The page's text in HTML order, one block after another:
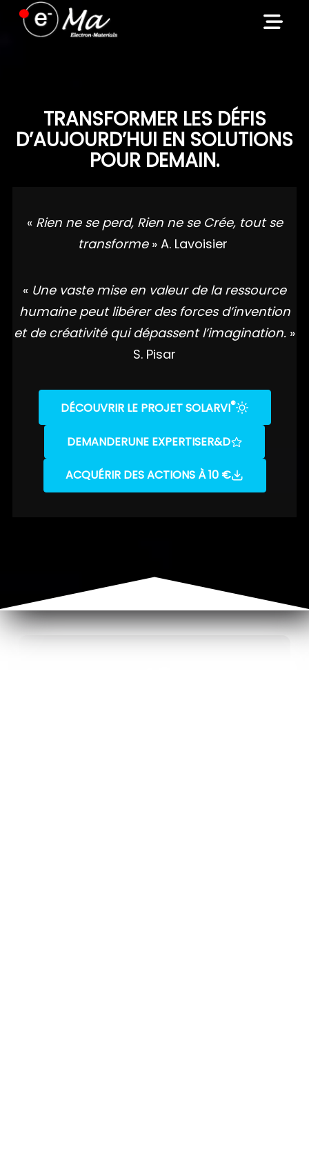
Skip
TRANSFORMER LES DÉFIS
D’AUJOURD’HUI EN SOLUTIONS
POUR DEMAIN.
« Rien ne se perd, Rien ne se Crée, tout se
transforme » A. Lavoisier
« Une vaste mise en valeur de la ressource
humaine peut libérer des forces d’invention
et de créativité qui dépassent l’imagination. »
S. Pisar
DÉCOUVRIR LE PROJET SOLARVI®
DEMANDERUNE EXPERTISER&D
ACQUÉRIR DES ACTIONS À 10 €